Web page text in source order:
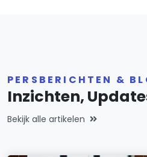
PERSBERICHTEN &
Inzichten,
Bekijk alle artikelen